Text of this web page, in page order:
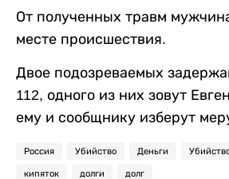
От полученных травм
месте происшествия.
Двое подозреваемых
112, одного из них зовут
ему и сообщнику изберут
Россия Убийство Деньги
кипяток долги долг